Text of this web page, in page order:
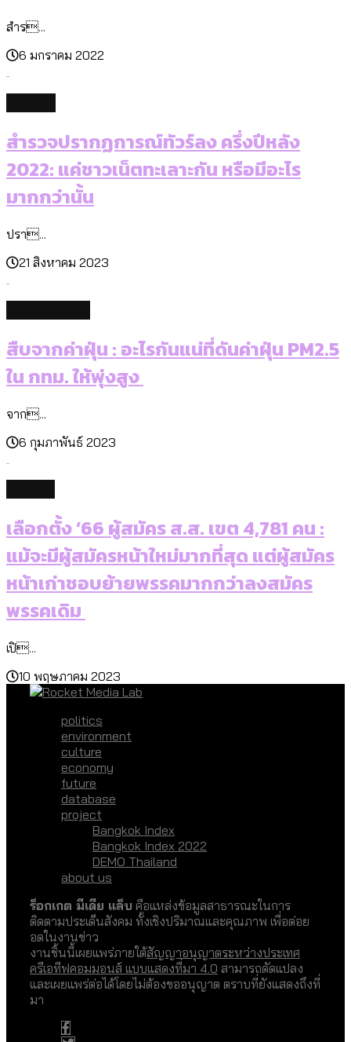
สำร...
6 มกราคม 2022
สำรวจปรากฏการณ์ทัวร์ลง ครึ่งปีหลัง
2022: แค่ชาวเน็ตทะเลาะกัน หรือมีอะไร
มากกว่านั้น
ปรา...
21 สิงหาคม 2023
สืบจากค่าฝุ่น : อะไรกันแน่ที่ดันค่าฝุ่น PM2.5
ใน กทม. ให้พุ่งสูง
จาก...
6 กุมภาพันธ์ 2023
เลือกตั้ง ’66 ผู้สมัคร ส.ส. เขต 4,781 คน :
แม้จะมีผู้สมัครหน้าใหม่มากที่สุด แต่ผู้สมัคร
หน้าเก่าชอบย้ายพรรคมากกว่าลงสมัคร
พรรคเดิม
เปิ...
10 พฤษภาคม 2023
politics
environment
culture
economy
future
database
project
Bangkok Index
Bangkok Index 2022
DEMO Thailand
about us
ร็อกเกต มีเดีย แล็บ คือแหล่งข้อมูลสาธารณะในการ
ติดตามประเด็นสังคม ทั้งเชิงปริมาณและคุณภาพ เพื่อต่อย
อดในงานข่าว
งานชิ้นนี้เผยแพร่ภายใต้สัญญาอนุญาตระหว่างประเทศ
ครีเอทีฟคอมมอนส์ แบบแสดงที่มา 4.0 สามารถดัดแปลง
และเผยแพร่ต่อได้โดยไม่ต้องขออนุญาต ตราบที่ยังแสดงถึงที่
มา